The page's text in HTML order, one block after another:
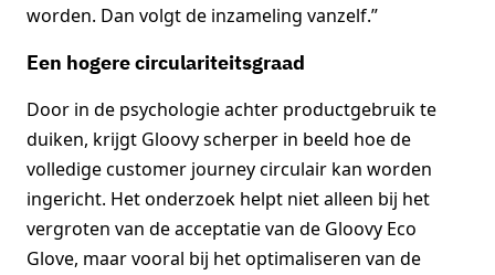
worden. Dan volgt de inzameling vanzelf.”
Een hogere circulariteitsgraad
Door in de psychologie achter productgebruik te
duiken, krijgt Gloovy scherper in beeld hoe de
volledige customer journey circulair kan worden
ingericht. Het onderzoek helpt niet alleen bij het
vergroten van de acceptatie van de Gloovy Eco
Glove, maar vooral bij het optimaliseren van de